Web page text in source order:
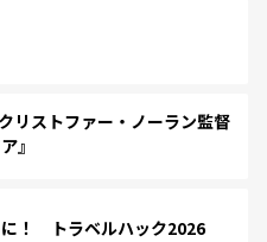
リストファー・ノーラン監督
』
！ トラベルハック2026